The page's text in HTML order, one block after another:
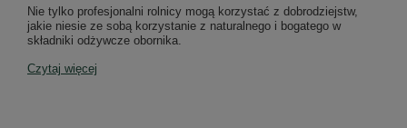
Nie tylko profesjonalni rolnicy mogą korzystać z dobrodziejstw,
jakie niesie ze sobą korzystanie z naturalnego i bogatego w
składniki odżywcze obornika.
Czytaj więcej